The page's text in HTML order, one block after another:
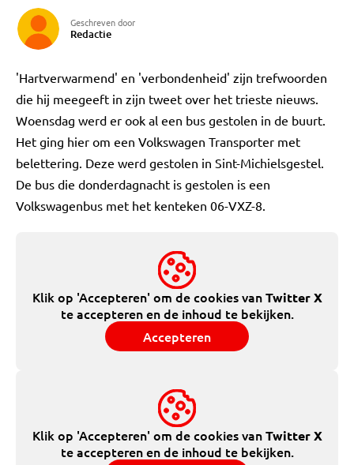
Geschreven door
Redactie
'Hartverwarmend' en 'verbondenheid' zijn trefwoorden
die hij meegeeft in zijn tweet over het trieste nieuws.
Woensdag werd er ook al een bus gestolen in de buurt.
Het ging hier om een Volkswagen Transporter met
belettering. Deze werd gestolen in Sint-Michielsgestel.
De bus die donderdagnacht is gestolen is een
Volkswagenbus met het kenteken 06-VXZ-8.
Klik op 'Accepteren' om de cookies vanTwitter X
te accepteren en de inhoud te bekijken.
Accepteren
Klik op 'Accepteren' om de cookies vanTwitter X
te accepteren en de inhoud te bekijken.